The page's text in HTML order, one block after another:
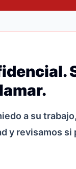
a su
y revisamos